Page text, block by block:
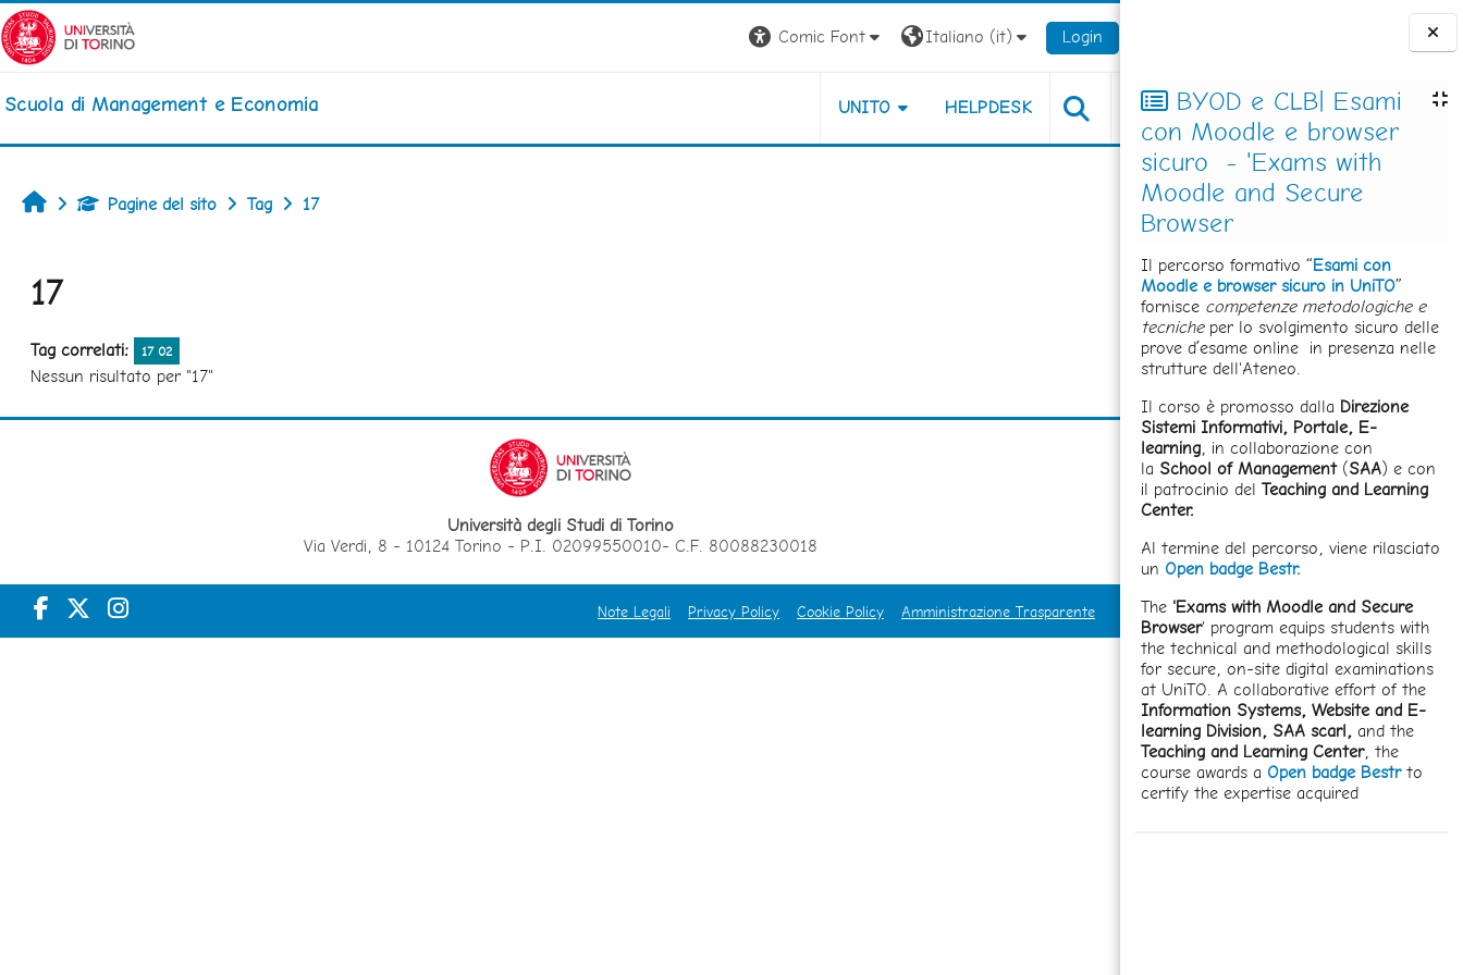
Vai al contenuto principale
Blocchi
BYOD e CLB| Esami
con Moodle e browser
sicuro - 'Exams with
Moodle and Secure
Browser
Il percorso formativo “Esami con
Moodle e browser sicuro in UniTO”
fornisce competenze metodologiche e
tecnicheper lo svolgimento sicuro delle
prove d’esame online in presenza nelle
strutture dell'Ateneo.
Il corso è promosso dalla Direzione
Sistemi Informativi, Portale, E-
learning, in collaborazione con
la School of Management(SAA) e con
il patrocinio delTeaching and Learning
Center.
Al termine del percorso, viene rilasciato
un Open badge Bestr.
The 'Exams with Moodle and Secure
Browser' program equips students with
the technical and methodological skills
for secure, on-site digital examinations
at UniTO. A collaborative effort of the
Information Systems, Website and E-
learning Division, SAA scarl,and the
Teaching and Learning Center, the
course awards a Open badge Bestrto
certify the expertise acquired
Comic Font Italiano ‎(it)‎ Login
Scuola di Management e Economia UNITO HELPDESK
HomePagine del sito Tag 17
17
Tag correlati: 17 02
Nessun risultato per "17"
Università degli Studi di Torino
Via Verdi, 8 - 10124 Torino - P.I. 02099550010- C.F. 80088230018
Note Legali Privacy Policy Cookie Policy Amministrazione Trasparente